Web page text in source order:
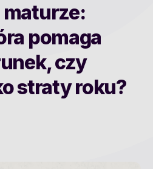
maturze:
pomaga
czy
straty roku?